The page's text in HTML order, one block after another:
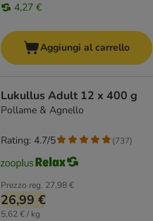
4,27 €
Aggiungi al carrello
Lukullus Adult 12 x 400 g
Pollame & Agnello
Prezzo reg. 27,98 €
26,99 €
5,62 € / kg
Rating: 4.7/5 (737)